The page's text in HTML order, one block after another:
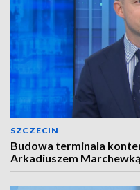
SZCZECIN
Budowa terminala
Arkadiuszem